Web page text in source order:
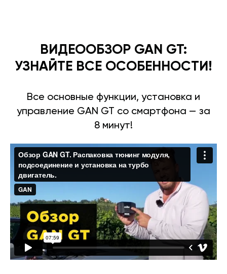
ВИДЕООБЗОР GAN GT:
УЗНАЙТЕ ВСЕ ОСОБЕННОСТИ!
Все основные функции, установка и
управление GAN GT со смартфона — за
8 минут!